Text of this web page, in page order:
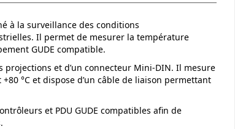
à la surveillance des conditions
Il permet de mesurer la température
GUDE compatible.
projections et d’un connecteur Mini-DIN. Il mesure
°C et dispose d’un câble de liaison permettant
et PDU GUDE compatibles afin de